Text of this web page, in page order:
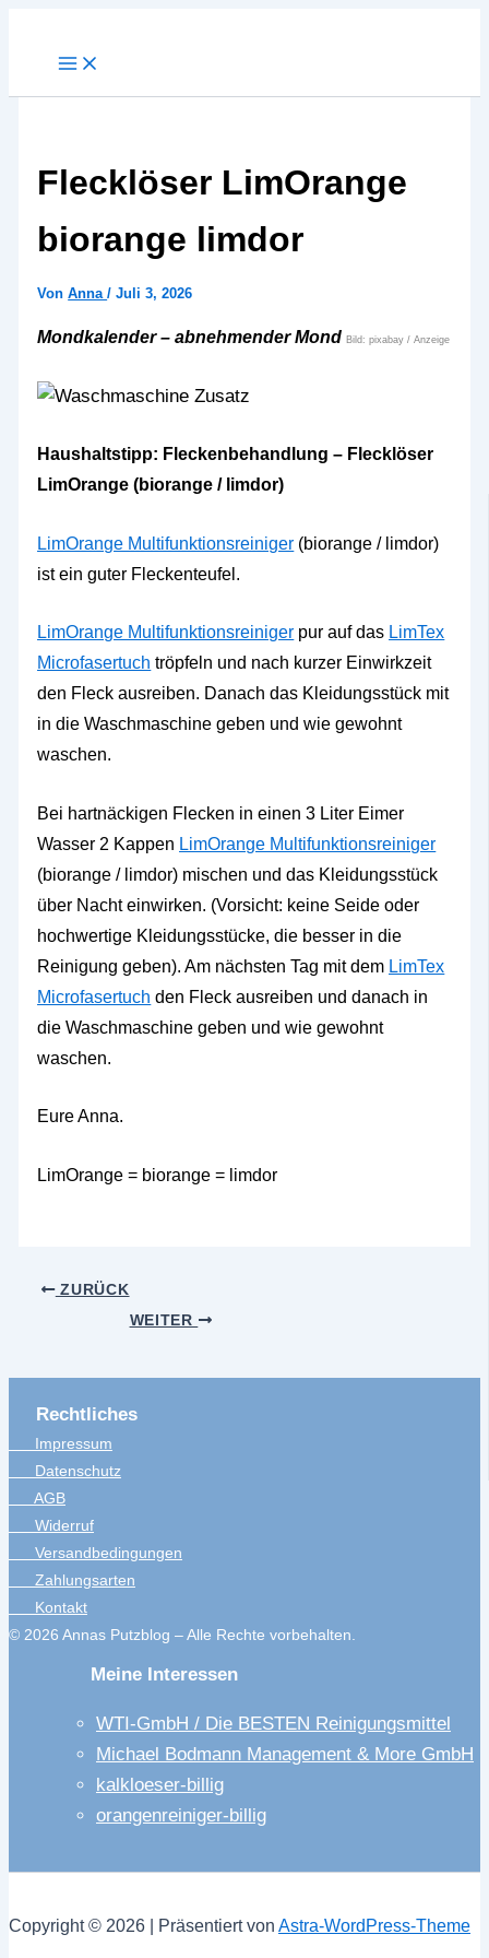
Flecklöser LimOrange
biorange limdor
VonAnna/Juli 3, 2026
Mondkalender – abnehmender MondBild: pixabay / Anzeige
Haushaltstipp: Fleckenbehandlung – Flecklöser
LimOrange (biorange / limdor)
LimOrange Multifunktionsreiniger (biorange / limdor)
ist ein guter Fleckenteufel.
LimOrange Multifunktionsreiniger pur auf das LimTex
Microfasertuch tröpfeln und nach kurzer Einwirkzeit
den Fleck ausreiben. Danach das Kleidungsstück mit
in die Waschmaschine geben und wie gewohnt
waschen.
Bei hartnäckigen Flecken in einen 3 Liter Eimer
Wasser 2 Kappen LimOrange Multifunktionsreiniger
(biorange / limdor) mischen und das Kleidungsstück
über Nacht einwirken. (Vorsicht: keine Seide oder
hochwertige Kleidungsstücke, die besser in die
Reinigung geben). Am nächsten Tag mit dem LimTex
Microfasertuch den Fleck ausreiben und danach in
die Waschmaschine geben und wie gewohnt
waschen.
Eure Anna.
LimOrange = biorange = limdor
ZURÜCK
WEITER
Rechtliches
Impressum
Datenschutz
AGB
Widerruf
Versandbedingungen
Zahlungsarten
Kontakt
© 2026 Annas Putzblog – Alle Rechte vorbehalten.
Meine Interessen
WTI-GmbH / Die BESTEN Reinigungsmittel
Michael Bodmann Management & More GmbH
kalkloeser-billig
orangenreiniger-billig
Copyright © 2026 | Präsentiert von Astra-WordPress-Theme